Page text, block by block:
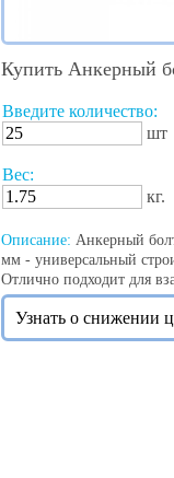
Купить Анкерный
Введите количество:
шт
Вес:
кг.
Описание: Анкерный
мм - универсальный
Отлично подходит для
Узнать о снижении